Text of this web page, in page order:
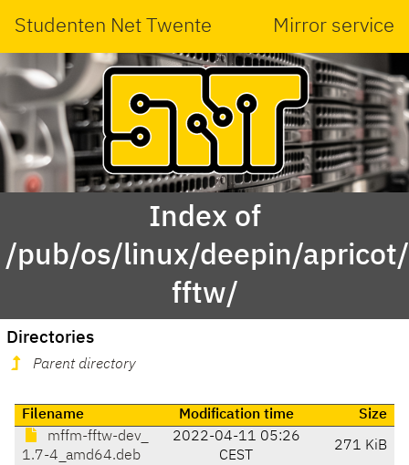
Studenten Net Twente Mirror service
Index of
/pub/os/linux/deepin/
fftw/
Directories
Parent directory
Filename Modification time
Size
mffm-fftw-dev_
1.7-4_amd64.deb
2022-04-11 05:26
CEST
271 KiB